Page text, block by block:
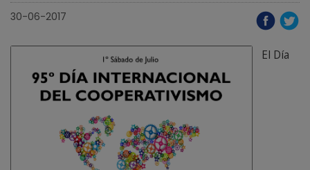
30-06-2017
El Día